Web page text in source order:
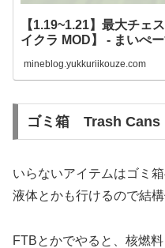
【1.19~1.21】最大チェ
イクラ MOD】 - まいぺ
mineblog.yukkuriikouze.com
ゴミ箱 Trash Cans
いらないアイテムはゴミ
液体とかも行けるので結構
FTBとかでやると、核燃